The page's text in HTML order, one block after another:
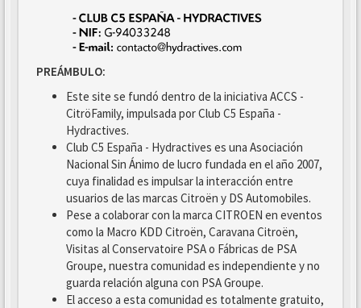
PREÁMBULO:
Este site se fundó dentro de la iniciativa ACCS -
CitröFamily, impulsada por Club C5 España -
Hydractives.
Club C5 España - Hydractives es una Asociación
Nacional Sin Ánimo de lucro fundada en el año 2007,
cuya finalidad es impulsar la interacción entre
usuarios de las marcas Citroën y DS Automobiles.
Pese a colaborar con la marca CITROEN en eventos
como la Macro KDD Citroën, Caravana Citroën,
Visitas al Conservatoire PSA o Fábricas de PSA
Groupe, nuestra comunidad es independiente y no
guarda relación alguna con PSA Groupe.
El acceso a esta comunidad es totalmente gratuito,